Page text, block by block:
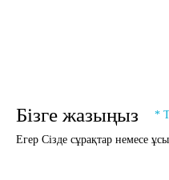
Бізге жазыңыз *
Егер Сізде сұрақтар немесе